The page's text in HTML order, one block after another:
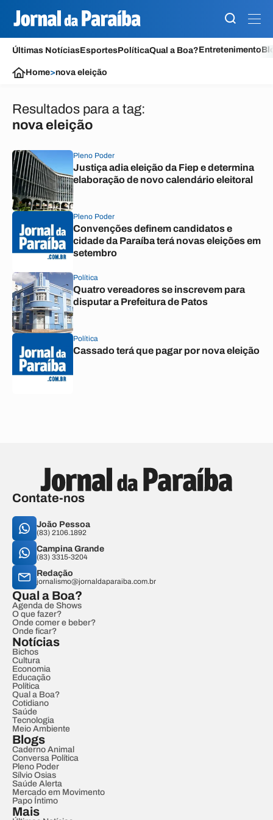
Últimas NotíciasEsportesPolíticaQual a Boa?Entretenimento
Home>nova eleição
Resultados para a tag:
nova eleição
Pleno Poder
Justiça adia eleição da Fiep e determina
elaboração de novo calendário eleitoral
Pleno Poder
Convenções definem candidatos e
cidade da Paraíba terá novas eleições em
setembro
Política
Quatro vereadores se inscrevem para
disputar a Prefeitura de Patos
Política
Cassado terá que pagar por nova eleição
Contate-nos
João Pessoa
(83) 2106.1892
Campina Grande
(83) 3315-3204
Redação
jornalismo@jornaldaparaiba.com.br
Qual a Boa?
Agenda de Shows
O que fazer?
Onde comer e beber?
Onde ficar?
Notícias
Bichos
Cultura
Economia
Educação
Política
Qual a Boa?
Cotidiano
Saúde
Tecnologia
Meio Ambiente
Blogs
Caderno Animal
Conversa Política
Pleno Poder
Sílvio Osias
Saúde Alerta
Mercado em Movimento
Papo Íntimo
Mais